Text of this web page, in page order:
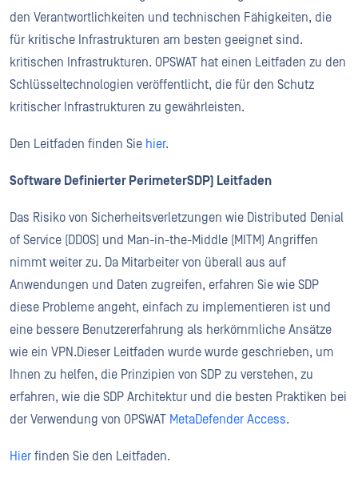
den Verantwortlichkeiten und technischen Fähigkeiten, die
für kritische Infrastrukturen am besten geeignet sind.
kritischen Infrastrukturen. OPSWAT hat einen Leitfaden zu den
Schlüsseltechnologien veröffentlicht, die für den Schutz
kritischer Infrastrukturen zu gewährleisten.
Den Leitfaden finden Sie hier.
Software Definierter PerimeterSDP) Leitfaden
Das Risiko von Sicherheitsverletzungen wie Distributed Denial
of Service (DDOS) und Man-in-the-Middle (MITM) Angriffen
nimmt weiter zu. Da Mitarbeiter von überall aus auf
Anwendungen und Daten zugreifen, erfahren Sie wie SDP
diese Probleme angeht, einfach zu implementieren ist und
eine bessere Benutzererfahrung als herkömmliche Ansätze
wie ein VPN.Dieser Leitfaden wurde wurde geschrieben, um
Ihnen zu helfen, die Prinzipien von SDP zu verstehen, zu
erfahren, wie die SDP Architektur und die besten Praktiken bei
der Verwendung von OPSWAT MetaDefender Access.
Hier finden Sie den Leitfaden.